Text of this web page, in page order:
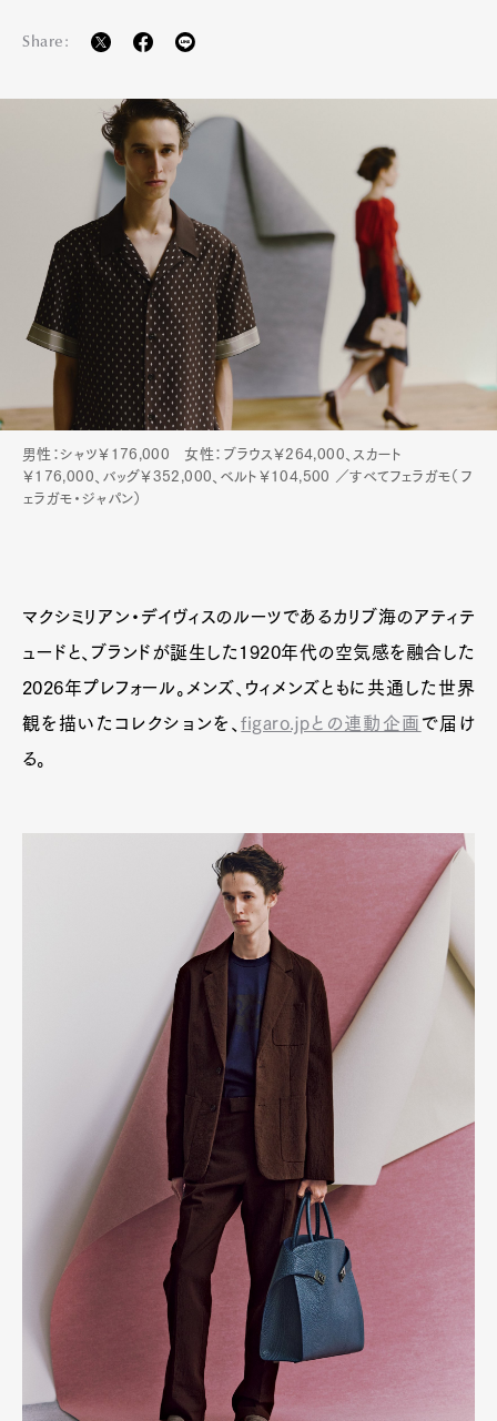
Share:
男性：シャツ￥176,000 女性：ブラウス￥264,000、スカート
￥176,000、バッグ￥352,000、ベルト￥104,500 ／すべてフェラガモ（フ
ェラガモ・ジャパン）
マクシミリアン・デイヴィスのルーツであるカリブ海のアティテ
ュードと、ブランドが誕生した1920年代の空気感を融合した
2026年プレフォール。メンズ、ウィメンズともに共通した世界
観を描いたコレクションを、figaro.jpとの連動企画 で届け
る。